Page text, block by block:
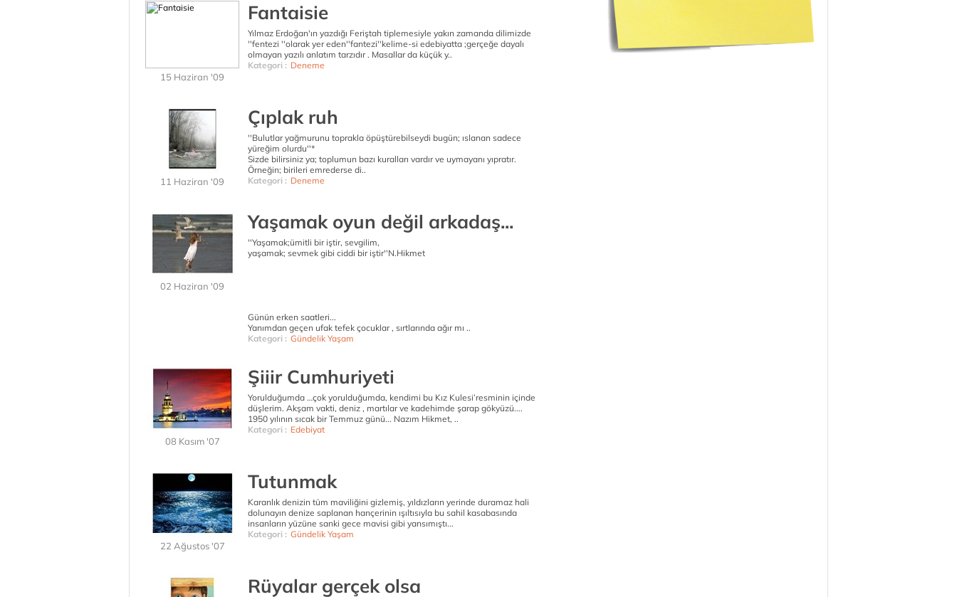
15 Haziran '09
Fantaisie
Yılmaz Erdoğan'ın yazdığı Feriştah tiplemesiyle yakın zamanda dilimizde
''fentezi ''olarak yer eden''fantezi''kelime-si edebiyatta ;gerçeğe dayalı
olmayan yazılı anlatım tarzıdır . Masallar da küçük y..
Kategori : Deneme
11 Haziran '09
Çıplak ruh
''Bulutlar yağmurunu toprakla öpüştürebilseydi bugün; ıslanan sadece
yüreğim olurdu''*
Sizde bilirsiniz ya; toplumun bazı kuralları vardır ve uymayanı yıpratır.
Örneğin; birileri emrederse di..
Kategori : Deneme
02 Haziran '09
Yaşamak oyun değil arkadaş...
''Yaşamak;ümitli bir iştir, sevgilim,
yaşamak; sevmek gibi ciddi bir iştir''N.Hikmet
Günün erken saatleri...
Yanımdan geçen ufak tefek çocuklar , sırtlarında ağır mı ..
Kategori : Gündelik Yaşam
08 Kasım '07
Şiiir Cumhuriyeti
Yorulduğumda …çok yorulduğumda, kendimi bu Kız Kulesi’resminin içinde
düşlerim. Akşam vakti, deniz , martılar ve kadehimde şarap gökyüzü....
1950 yılının sıcak bir Temmuz günü... Nazım Hikmet, ..
Kategori : Edebiyat
22 Ağustos '07
Tutunmak
Karanlık denizin tüm maviliğini gizlemiş, yıldızların yerinde duramaz hali
dolunayın denize saplanan hançerinin ışıltısıyla bu sahil kasabasında
insanların yüzüne sanki gece mavisi gibi yansımıştı...
Kategori : Gündelik Yaşam
Rüyalar gerçek olsa